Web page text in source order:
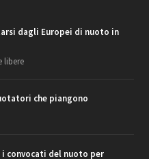
dagli Europei di nuoto in
libere
che piangono
convocati del nuoto per